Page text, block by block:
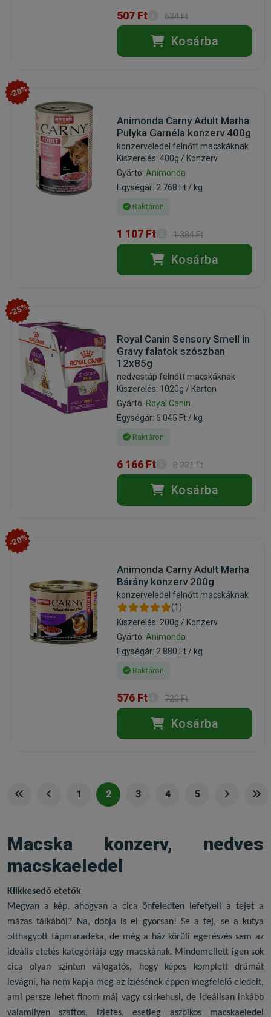
507 Ft 634 Ft
Kosárba
-20%
Animonda Carny Adult Marha
Pulyka Garnéla konzerv 400g
konzerveledel felnőtt macskáknak
Kiszerelés: 400g / Konzerv
Gyártó: Animonda
Egységár: 2 768 Ft / kg
Raktáron
1 107 Ft 1 384 Ft
Kosárba
-25%
Royal Canin Sensory Smell in
Gravy falatok szószban
12x85g
nedvestáp felnőtt macskáknak
Kiszerelés: 1020g / Karton
Gyártó: Royal Canin
Egységár: 6 045 Ft / kg
Raktáron
6 166 Ft 8 221 Ft
Kosárba
-20%
Animonda Carny Adult Marha
Bárány konzerv 200g
konzerveledel felnőtt macskáknak
(1)
Kiszerelés: 200g / Konzerv
Gyártó: Animonda
Egységár: 2 880 Ft / kg
Raktáron
576 Ft 720 Ft
Kosárba
1 2 3 4 5
Macska konzerv, nedves
macskaeledel
Klikkesedő etetők
Megvan a kép, ahogyan a cica önfeledten lefetyeli a tejet a
mázas tálkából? Na, dobja is el gyorsan! Se a tej, se a kutya
otthagyott tápmaradéka, de még a ház körüli egerészés sem az
ideális etetés kategóriája egy macskának. Mindemellett igen sok
cica olyan szinten válogatós, hogy képes komplett drámát
levágni, ha nem kapja meg az ízlésének éppen megfelelő eledelt,
ami persze lehet finom máj vagy csirkehusi, de ideálisan inkább
valamilyen szaftos, ízletes, esetleg aszpikos macskaeledel